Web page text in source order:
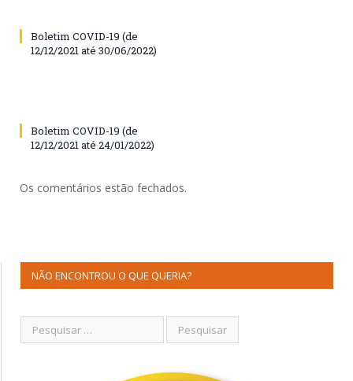
Boletim COVID-19 (de
12/12/2021 até 30/06/2022)
Boletim COVID-19 (de
12/12/2021 até 24/01/2022)
Os comentários estão fechados.
NÃO ENCONTROU O QUE QUERIA?